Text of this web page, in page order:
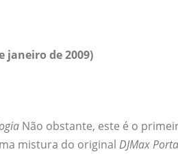
janeiro de 2009)
Não obstante, este é o
mistura do original DJMax